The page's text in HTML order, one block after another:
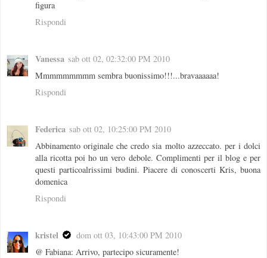
figura
Rispondi
Vanessa sab ott 02, 02:32:00 PM 2010
Mmmmmmmmm sembra buonissimo!!!...bravaaaaaa!
Rispondi
Federica sab ott 02, 10:25:00 PM 2010
Abbinamento originale che credo sia molto azzeccato. per i dolci
alla ricotta poi ho un vero debole. Complimenti per il blog e per
questi particoalrissimi budini. Piacere di conoscerti Kris, buona
domenica
Rispondi
kristel
dom ott 03, 10:43:00 PM 2010
@ Fabiana: Arrivo, partecipo sicuramente!